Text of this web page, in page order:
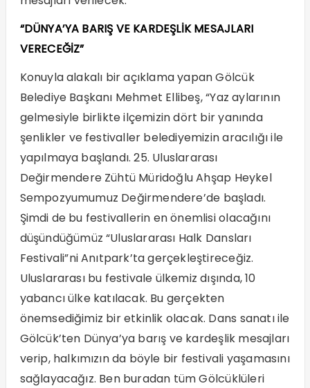
“DÜNYA’YA BARIŞ VE KARDEŞLİK MESAJLARI
VERECEĞİZ”
Konuyla alakalı bir açıklama yapan Gölcük
Belediye Başkanı Mehmet Ellibeş, “Yaz aylarının
gelmesiyle birlikte ilçemizin dört bir yanında
şenlikler ve festivaller belediyemizin aracılığı ile
yapılmaya başlandı. 25. Uluslararası
Değirmendere Zühtü Müridoğlu Ahşap Heykel
Sempozyumumuz Değirmendere’de başladı.
Şimdi de bu festivallerin en önemlisi olacağını
düşündüğümüz “Uluslararası Halk Dansları
Festivali”ni Anıtpark’ta gerçekleştireceğiz.
Uluslararası bu festivale ülkemiz dışında, 10
yabancı ülke katılacak. Bu gerçekten
önemsediğimiz bir etkinlik olacak. Dans sanatı ile
Gölcük’ten Dünya’ya barış ve kardeşlik mesajları
verip, halkımızın da böyle bir festivali yaşamasını
sağlayacağız. Ben buradan tüm Gölcüklüleri